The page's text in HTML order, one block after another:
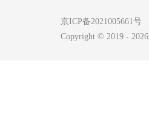
京ICP备2021005661号
Copyright © 2019 - 2026